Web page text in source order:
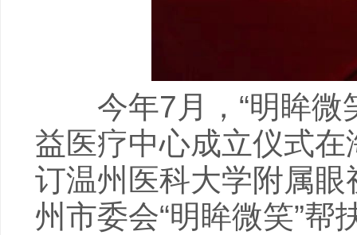
今年7月，“明眸微笑
益医疗中心成立仪式
订温州医科大学附属
州市委会“明眸微笑”